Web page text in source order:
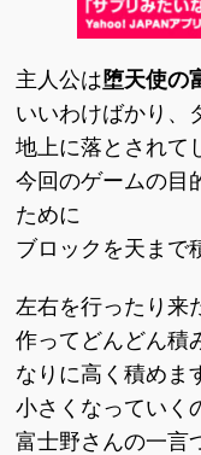
主人公は堕天使の
いいわけばかり、
地上に落とされて
今回のゲームの目
ために
ブロックを天まで
左右を行ったり来
作ってどんどん積
なりに高く積めま
小さくなっていく
富士野さんの一言